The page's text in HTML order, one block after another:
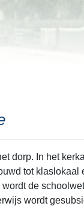
dorp. In het
tot klaslokaal
de
wordt